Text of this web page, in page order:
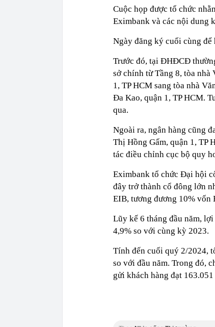
Cuộc họp được tổ chức
Eximbank và các nội dung
Ngày đăng ký cuối cùng
Trước đó, tại ĐHĐCĐ
sở chính từ Tầng 8, tòa nhà
1, TP HCM sang tòa nhà
Đa Kao, quận 1, TP HCM.
qua.
Ngoài ra, ngân hàng cũng
Thị Hồng Gấm, quận 1, TP
tác điều chỉnh cục bộ quy
Eximbank tổ chức Đại hội
đây trở thành cổ đông lớn
EIB, tương đương 10% vốn
Lũy kế 6 tháng đầu năm,
4,9% so với cùng kỳ 2023.
Tính đến cuối quý 2/2024,
so với đầu năm. Trong đó,
gửi khách hàng đạt